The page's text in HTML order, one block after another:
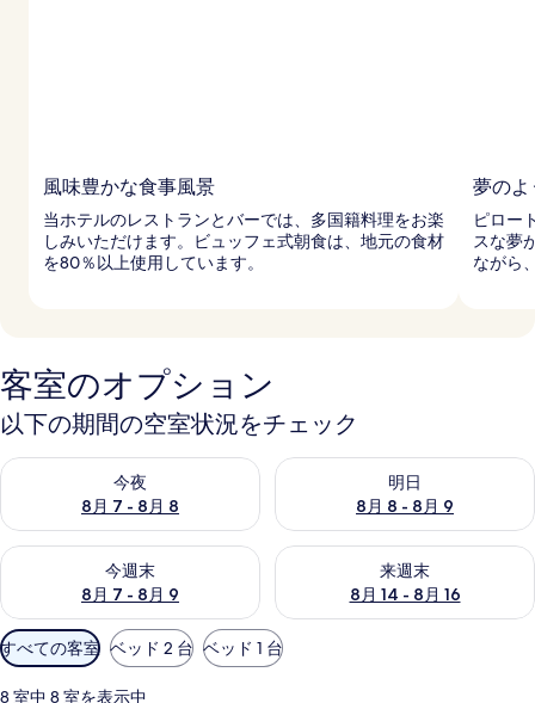
風味豊かな食事風景
当ホテルのレストランとバーでは、多国籍料理をお楽
しみいただけます。ビュッフェ式朝食は、地元の食材
を80％以上使用しています。
夢のよ
ピロー
スな夢
ながら
客室のオプション
以下の期間の空室状況をチェック
今夜
8月 7 - 8月 8
今夜 8月 7 - 8月 8 の空室状況をチェック
明日
8月 8 - 8月 9
明日 8月 8 - 8月 9 の空室状況
今週末
8月 7 - 8月 9
今週末 8月 7 - 8月 9 の空室状況をチェック
来週末
8月 14 - 8月 16
来週末 8月 14 - 8月 16 の空室
利
用
可
すべての客室 ベッド 2 台 ベッド 1 台
8 室中 8 室を表示中